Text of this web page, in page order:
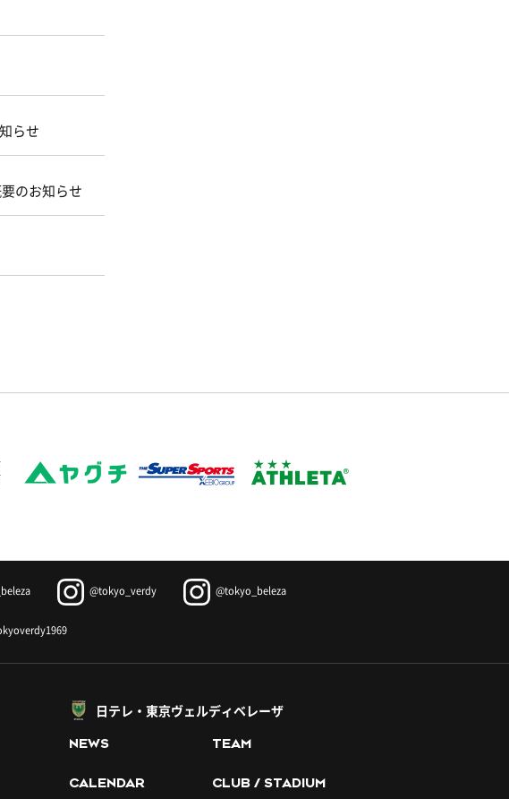
らせ
のお知らせ
@tokyo_verdy @tokyo_beleza
日テレ・東京ヴェルディベレーザ
NEWS
CALENDAR
TEAM
CLUB / STADIUM